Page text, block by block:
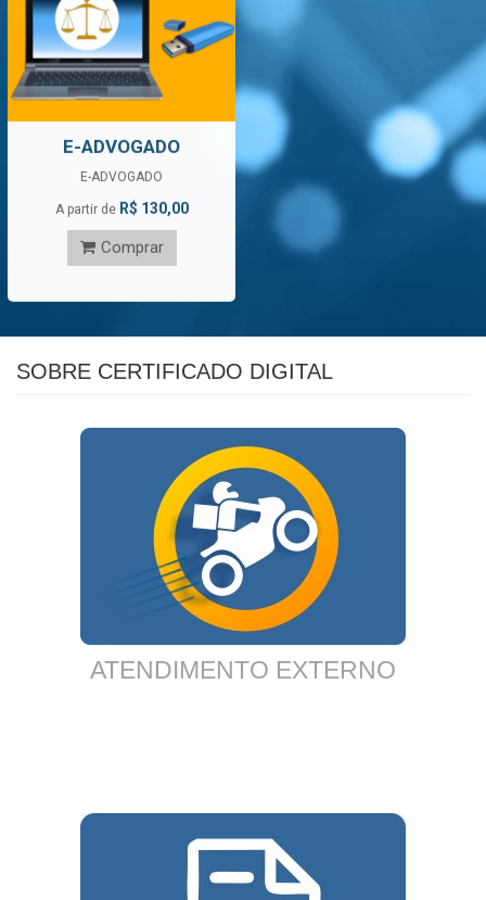
E-ADVOGADO
E-ADVOGADO
A partir de R$ 130,00
Comprar
SOBRE CERTIFICADO DIGITAL
ATENDIMENTO EXTERNO